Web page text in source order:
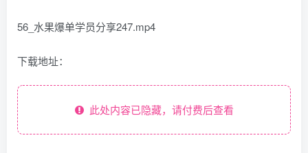
56_水果爆单学员分享247.mp4
下载地址：
此处内容已隐藏，请付费后查看